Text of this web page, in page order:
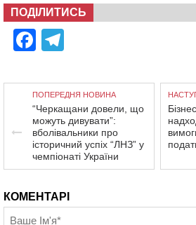
ПОДІЛИТИСЬ
Facebook
ПОПЕРЕДНЯ НОВИНА
“Черкащани довели, що
можуть дивувати”:
вболівальники про
історичний успіх “ЛНЗ” у
чемпіонаті України
КОМЕНТАРІ